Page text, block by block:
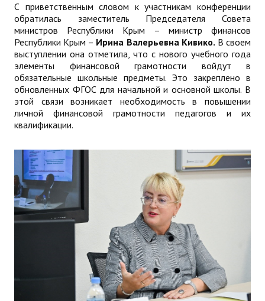
С приветственным словом к участникам конференции
обратилась заместитель Председателя Совета
министров Республики Крым – министр финансов
Республики Крым – Ирина Валерьевна Кивико. В своем
выступлении она отметила, что с нового учебного года
элементы финансовой грамотности войдут в
обязательные школьные предметы. Это закреплено в
обновленных ФГОС для начальной и основной школы. В
этой связи возникает необходимость в повышении
личной финансовой грамотности педагогов и их
квалификации.